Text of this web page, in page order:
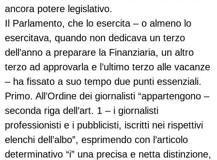
ancora potere legislativo.
Il Parlamento, che lo esercita – o almeno lo
esercitava, quando non dedicava un terzo
dell’anno a preparare la Finanziaria, un altro
terzo ad approvarla e l’ultimo terzo alle vacanze
– ha fissato a suo tempo due punti essenziali.
Primo. All’Ordine dei giornalisti “appartengono –
seconda riga dell’art. 1 – i giornalisti
professionisti e i pubblicisti, iscritti nei rispettivi
elenchi dell’albo”, esprimendo con l’articolo
determinativo “i” una precisa e netta distinzione,